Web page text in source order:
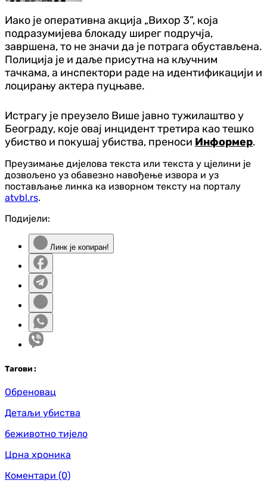
Иако је оперативна акција „Вихор 3”, која
подразумијева блокаду ширег подручја,
завршена, то не значи да је потрага обустављена.
Полиција је и даље присутна на кључним
тачкама, а инспектори раде на идентификацији и
лоцирању актера пуцњаве.
Истрагу је преузело Више јавно тужилаштво у
Београду, које овај инцидент третира као тешко
убиство и покушај убиства, преноси Информер.
Преузимање дијелова текста или текста у цјелини је
дозвољено уз обавезно навођење извора и уз
постављање линка ка изворном тексту на порталу
atvbl.rs.
Подијели:
Линк је копиран!
Тагови :
Обреновац
Детаљи убиства
беживотно тијело
Црна хроника
Коментари (0)